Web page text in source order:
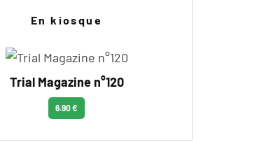
En kiosque
Trial Magazine n°120
6.90 €